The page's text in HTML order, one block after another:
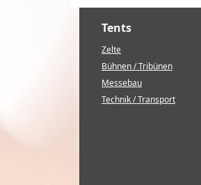
Tents
Zelte
Bühnen / Tribünen
Messebau
Technik / Transport